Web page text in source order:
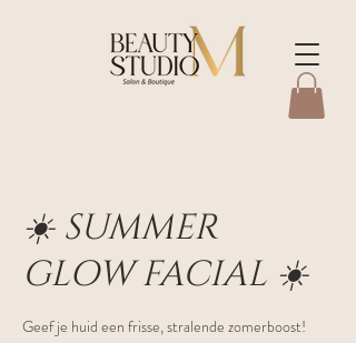
☀️ SUMMER
GLOW FACIAL ☀️
Geef je huid een frisse, stralende zomerboost!